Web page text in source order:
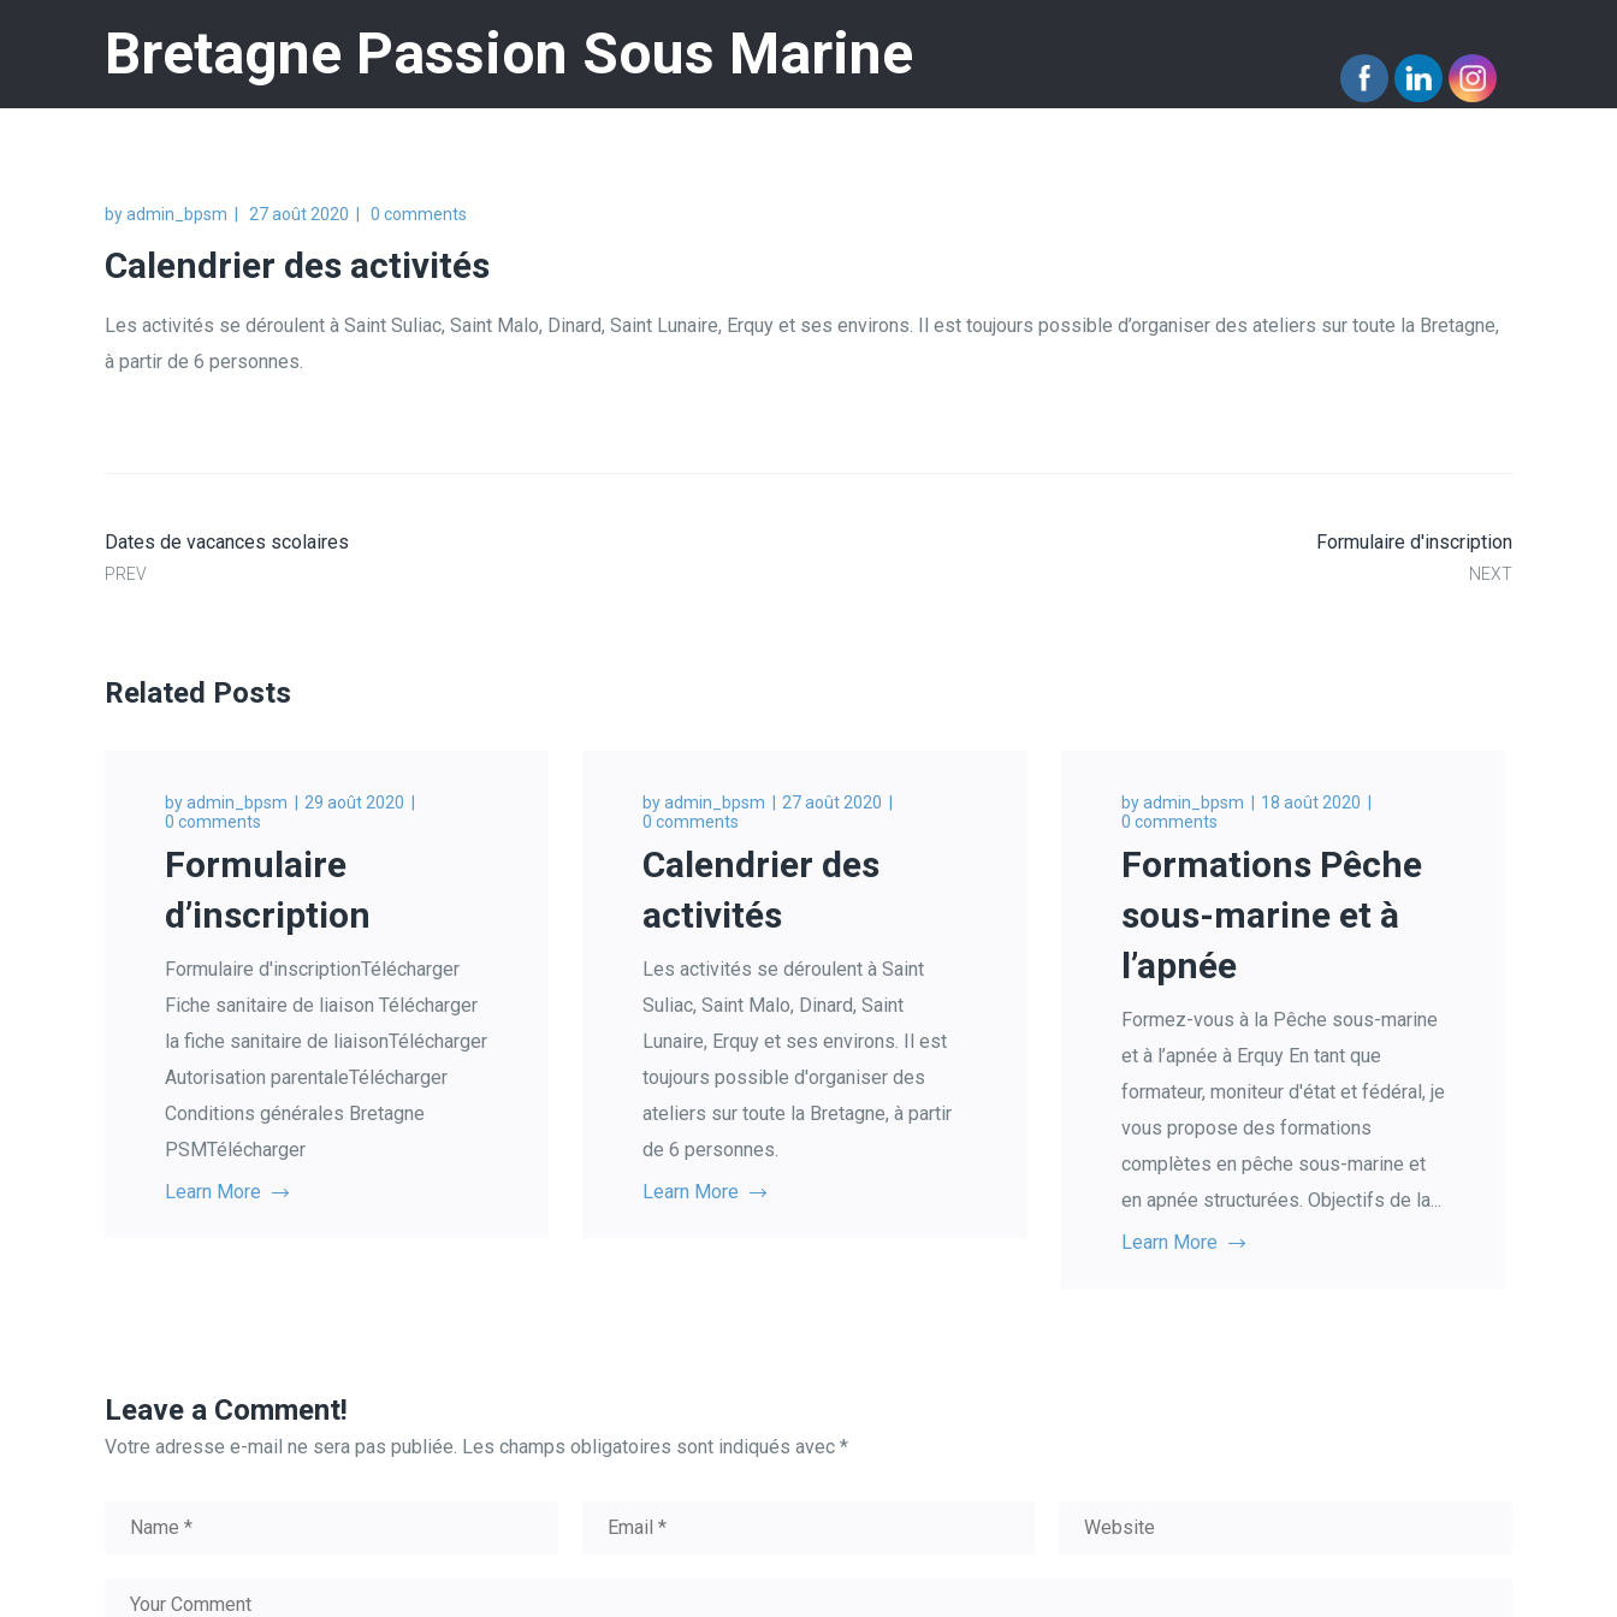
Bretagne Passion Sous Marine
byadmin_bpsm 27 août 2020 0 comments
Calendrier des activités
Les activités se déroulent à Saint Suliac, Saint Malo, Dinard, Saint Lunaire, Erquy et ses environs. Il est toujours possible d’organiser des ateliers sur toute la Bretagne,
à partir de 6 personnes.
Dates de vacances scolaires
PREV
Formulaire d'inscription
NEXT
Related Posts
byadmin_bpsm
29 août 2020
0 comments
Formulaire
d’inscription
Formulaire d'inscriptionTélécharger
Fiche sanitaire de liaison Télécharger
la fiche sanitaire de liaisonTélécharger
Autorisation parentaleTélécharger
Conditions générales Bretagne
PSMTélécharger
Learn More
byadmin_bpsm
27 août 2020
0 comments
Calendrier des
activités
Les activités se déroulent à Saint
Suliac, Saint Malo, Dinard, Saint
Lunaire, Erquy et ses environs. Il est
toujours possible d'organiser des
ateliers sur toute la Bretagne, à partir
de 6 personnes.
Learn More
byadmin_bpsm
18 août 2020
0 comments
Formations Pêche
sous-marine et à
l’apnée
Formez-vous à la Pêche sous-marine
et à l’apnée à Erquy En tant que
formateur, moniteur d'état et fédéral, je
vous propose des formations
complètes en pêche sous-marine et
en apnée structurées. Objectifs de la...
Learn More
Leave a Comment!
Votre adresse e-mail ne sera pas publiée. Les champs obligatoires sont indiqués avec *